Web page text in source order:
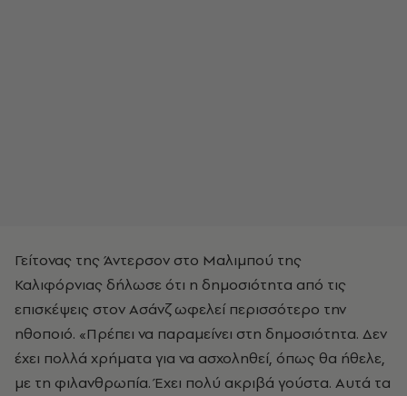
Γείτονας της Άντερσον στο Μαλιμπού της
Καλιφόρνιας δήλωσε ότι η δημοσιότητα από τις
επισκέψεις στον Ασάνζ ωφελεί περισσότερο την
ηθοποιό. «Πρέπει να παραμείνει στη δημοσιότητα. Δεν
έχει πολλά χρήματα για να ασχοληθεί, όπως θα ήθελε,
με τη φιλανθρωπία. Έχει πολύ ακριβά γούστα. Αυτά τα